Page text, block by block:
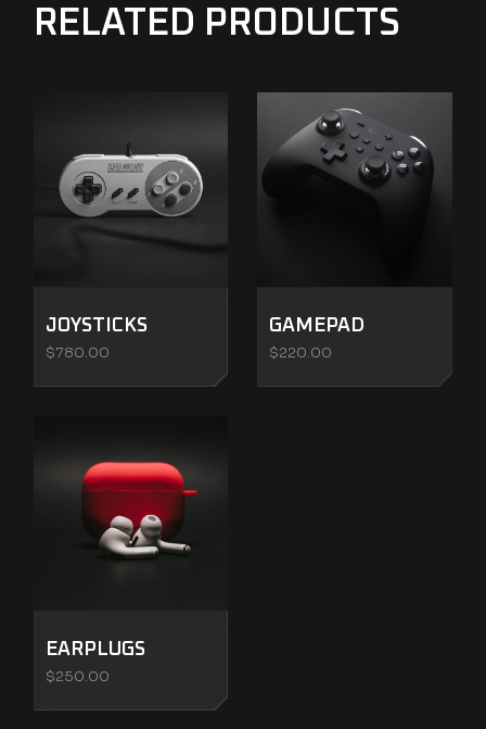
RELATED PRODUCTS
JOYSTICKS
$780.00
GAMEPAD
$220.00
EARPLUGS
$250.00